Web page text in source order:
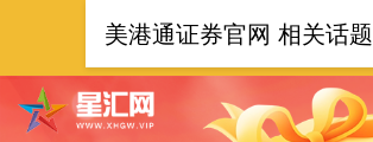
美港通证券官网 相关话题